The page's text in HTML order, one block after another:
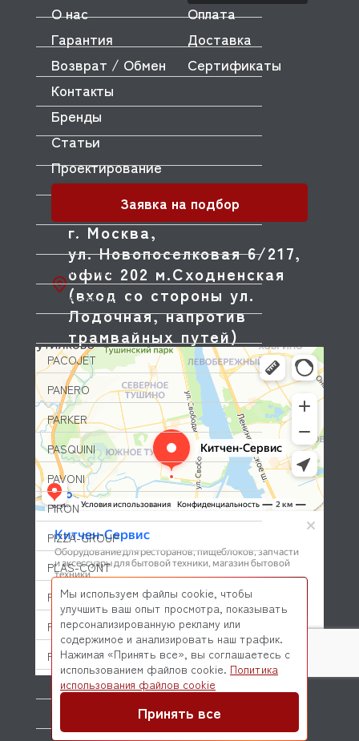
NUOVA SIMONELLI
ODE
OEM
OLAB
OLIS
OLYMPIA
ORVED
OZTIRYAKILER
P.L. Proff Cuisine
PACOJET
PANERO
PARKER
PASQUINI
PAVONI
PIRON
PIZZA-GROUP
PLAS-CONT
POLAIR (ПОЛАИР)
PONY
POPCAKE
PRATICA
г. Москва,
ул. Новопоселковая 6/217,
офис 202 м.Сходненская
(вход со стороны ул.
Лодочная, напротив
трамвайных путей)
О нас
Оплата
Гарантия
Доставка
Возврат / Обмен
Сертификаты
Контакты
Бренды
Статьи
Проектирование
Заявка на подбор
© 2026 Kitchen-Service.com Интернет-магазин запчастей
и оборудования профессиональной кухни
Мы используем файлы cookie, чтобы
улучшить ваш опыт просмотра, показывать
персонализированную рекламу или
содержимое и анализировать наш трафик.
Нажимая «Принять все», вы соглашаетесь с
использованием файлов cookie. Политика
использования файлов cookie
Принять все